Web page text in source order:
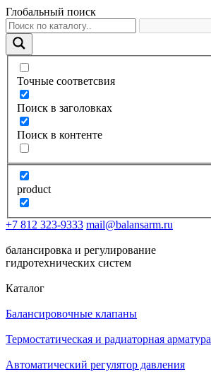
Глобальный поиск
Точные соответсвия
Поиск в заголовках
Поиск в контенте
product
+7 812 323-9333 mail@balansarm.ru
балансировка и регулирование
гидротехнических систем
Каталог
Балансировочные клапаны
Термостатическая и радиаторная арматура
Автоматический регулятор давления